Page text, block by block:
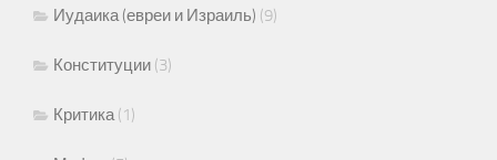
Иудаика (евреи и Израиль) (9)
Конституции (3)
Критика(1)